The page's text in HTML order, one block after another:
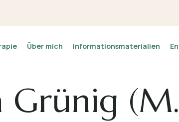
Über mich Informationsmaterialien